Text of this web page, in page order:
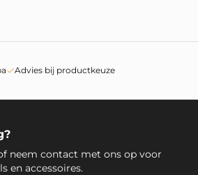
Advies bij productkeuze
neem contact met ons op voor
en accessoires.